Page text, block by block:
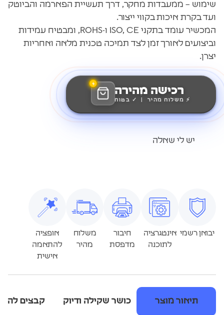
שימוש – ממעבדות מחקר, דרך תעשיית הפארמה והביוטק
ועד בקרת איכות בקווי ייצור.
המכשיר עומד בתקני ISO, CE ו-ROHS, ומבטיח עמידות
וביצועים לאורך זמן לצד תמיכה טכנית מלאה ואחריות
יצרן.
רכישה מהירה
⚡ משלוח מהיר | ✓ בטוח
יש לי שאלה
יבואן רשמי אינטגרציה
לתוכנה
חיבור
מדפסת
משלוח
מהיר
אופציה
להתאמה
אישית
תיאור מוצר כושר שקילה ודיוק קבצים